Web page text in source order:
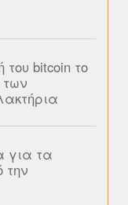
του bitcoin το
για τα
την